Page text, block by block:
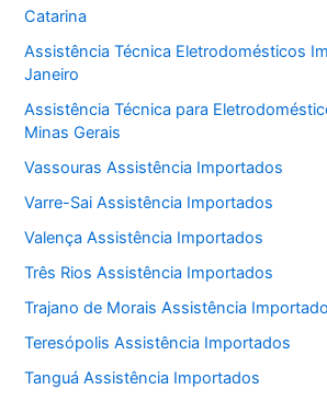
Catarina
Assistência Técnica Eletrodomésticos
Janeiro
Assistência Técnica para
Minas Gerais
Vassouras Assistência Importados
Varre-Sai Assistência Importados
Valença Assistência Importados
Três Rios Assistência Importados
Trajano de Morais Assistência
Teresópolis Assistência Importados
Tanguá Assistência Importados